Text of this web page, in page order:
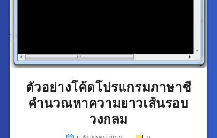
ตัวอย่างโค้ดโปรแกรมภาษาซี
คำนวณหาความยาวเส้นรอบ
วงกลม